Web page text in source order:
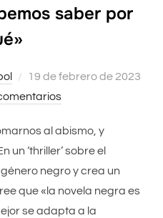
saber por
Publicado
el
19 de febrero de 2023
al abismo, y
un ‘thriller’ sobre el
negro y crea un
que «la novela negra es
se adapta a la